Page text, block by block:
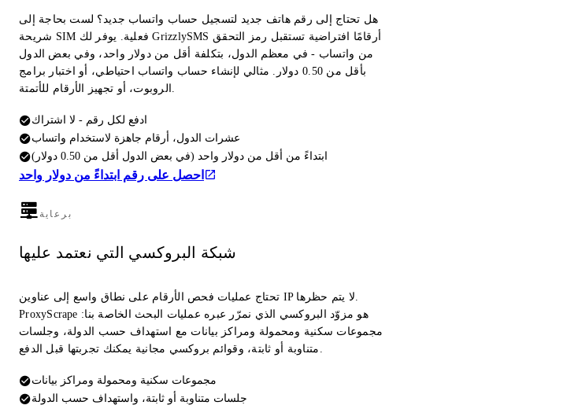
هل تحتاج إلى رقم هاتف جديد لتسجيل حساب واتساب جديد؟ لست بحاجة إلى
شريحة SIM فعلية. يوفر لك GrizzlySMS أرقامًا افتراضية تستقبل رمز التحقق
من واتساب - في معظم الدول، بتكلفة أقل من دولار واحد، وفي بعض الدول
بأقل من 0.50 دولار. مثالي لإنشاء حساب واتساب احتياطي، أو اختبار برامج
الروبوت، أو تجهيز الأرقام للأتمتة.
ادفع لكل رقم - لا اشتراك
عشرات الدول، أرقام جاهزة لاستخدام واتساب
ابتداءً من أقل من دولار واحد (في بعض الدول أقل من 0.50 دولار)
احصل على رقم ابتداءً من دولار واحد
برعاية
شبكة البروكسي التي نعتمد عليها
تحتاج عمليات فحص الأرقام على نطاق واسع إلى عناوين IP لا يتم حظرها.
ProxyScrape هو مزوّد البروكسي الذي نمرّر عبره عمليات البحث الخاصة بنا:
مجموعات سكنية ومحمولة ومراكز بيانات مع استهداف حسب الدولة، وجلسات
متناوبة أو ثابتة، وقوائم بروكسي مجانية يمكنك تجربتها قبل الدفع.
مجموعات سكنية ومحمولة ومراكز بيانات
جلسات متناوبة أو ثابتة، واستهداف حسب الدولة